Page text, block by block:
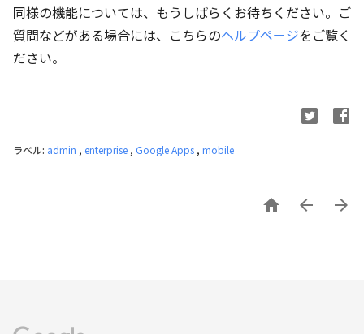
同様の機能については、もうしばらくお待ちください。ご
質問などがある場合には、こちらのヘルプページをご覧く
ださい。
ラベル: admin , enterprise , Google Apps , mobile
  